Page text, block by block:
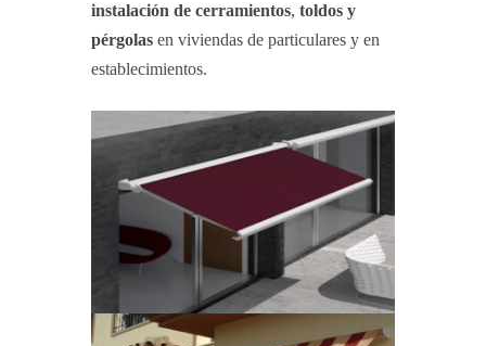
instalación de cerramientos, toldos y
pérgolas en viviendas de particulares y en
establecimientos.